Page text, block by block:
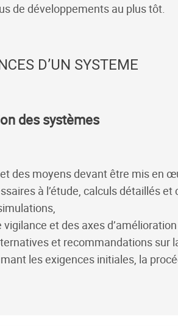
de développements au plus tôt.
D’UN SYSTEME
des systèmes
des moyens devant être mis en
à l’étude, calculs détaillés
et des axes
et recommandations sur
les exigences initiales, la